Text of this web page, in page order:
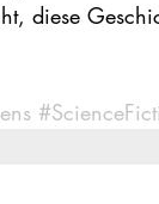
diese